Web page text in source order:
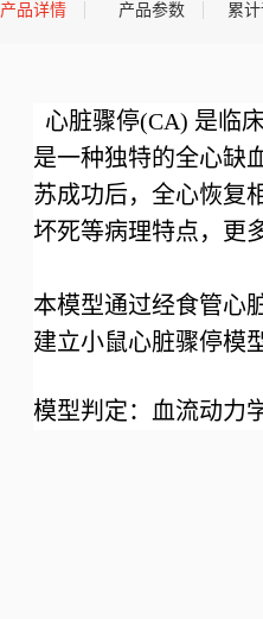
产品详情 产品参数 累
心脏骤停(CA) 是临
是一种独特的全心缺
苏成功后，全心恢复
坏死等病理特点，更
本模型通过经食管心
建立小鼠心脏骤停模型
模型判定：血流动力